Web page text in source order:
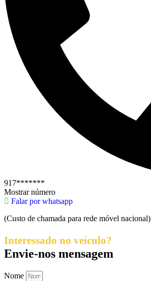
917*******
Mostrar número
Falar por whatsapp
(Custo de chamada para rede móvel nacional)
Interessado no veículo?
Envie-nos mensagem
Nome